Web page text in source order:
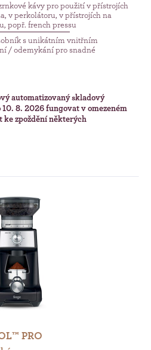
kávy pro použití v přístrojích
v perkolátoru, v přístrojích na
popř. french pressu
s unikátním vnitřním
/ odemykání pro snadné
automatizovaný skladový
10. 8. 2026 fungovat v omezeném
ke zpoždění některých
PRO